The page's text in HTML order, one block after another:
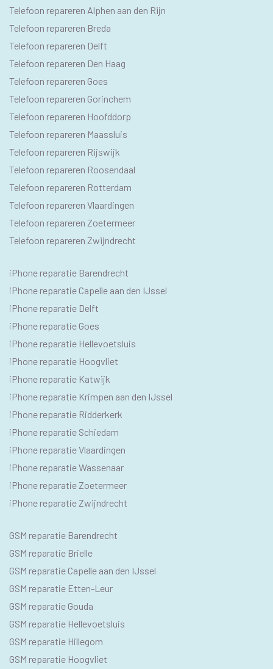
SEO
PAGINA'S
Telefoon repareren Alphen aan den Rijn
Telefoon repareren Breda
Telefoon repareren Delft
Telefoon repareren Den Haag
Telefoon repareren Goes
Telefoon repareren Gorinchem
Telefoon repareren Hoofddorp
Telefoon repareren Maassluis
Telefoon repareren Rijswijk
Telefoon repareren Roosendaal
Telefoon repareren Rotterdam
Telefoon repareren Vlaardingen
Telefoon repareren Zoetermeer
Telefoon repareren Zwijndrecht
IPHONE
SEO
TEKSTEN
iPhone reparatie Barendrecht
iPhone reparatie Capelle aan den IJssel
iPhone reparatie Delft
iPhone reparatie Goes
iPhone reparatie Hellevoetsluis
iPhone reparatie Hoogvliet
iPhone reparatie Katwijk
iPhone reparatie Krimpen aan den IJssel
iPhone reparatie Ridderkerk
iPhone reparatie Schiedam
iPhone reparatie Vlaardingen
iPhone reparatie Wassenaar
iPhone reparatie Zoetermeer
iPhone reparatie Zwijndrecht
SEO
GSM
GSM reparatie Barendrecht
GSM reparatie Brielle
GSM reparatie Capelle aan den IJssel
GSM reparatie Etten-Leur
GSM reparatie Gouda
GSM reparatie Hellevoetsluis
GSM reparatie Hillegom
GSM reparatie Hoogvliet